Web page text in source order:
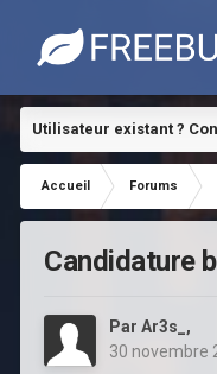
Utilisateur existant ?
Accueil Forums
Candidature
Par Ar3s_ ,
30 novembre